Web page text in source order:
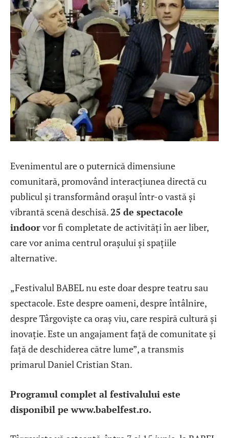
Evenimentul are o puternică dimensiune
comunitară, promovând interacțiunea directă cu
publicul și transformând orașul într-o vastă și
vibrantă scenă deschisă.25 de spectacole
indoorvor fi completate de activități în aer liber,
care vor anima centrul orașului și spațiile
alternative.
„Festivalul BABEL nu este doar despre teatru sau
spectacole. Este despre oameni, despre întâlnire,
despre Târgoviște ca oraș viu, care respiră cultură și
inovație. Este un angajament față de comunitate și
față de deschiderea către lume”, a transmis
primarul Daniel Cristian Stan.
Programul complet al festivalului este
disponibil pe www.babelfest.ro.